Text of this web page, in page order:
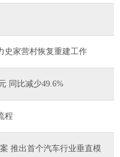
史家营村恢复重建工作
同比减少49.6%
程
推出首个汽车行业垂直模